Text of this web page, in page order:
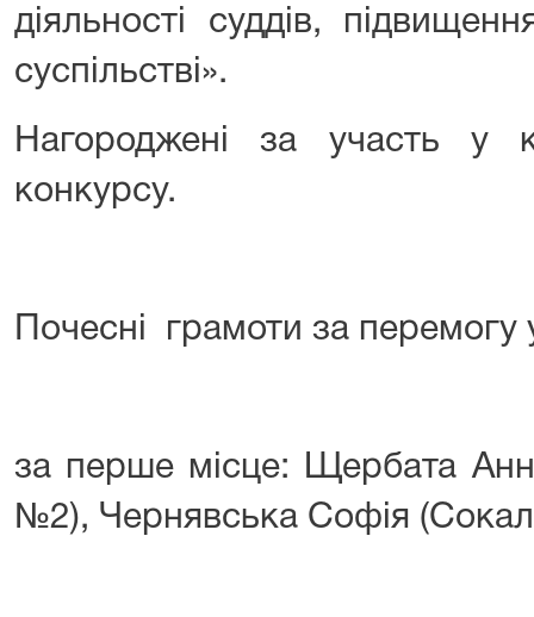
діяльності суддів,
суспільстві».
Нагороджені за участь у
конкурсу.
Почесні грамоти за перемогу
за перше місце: Щербата
№2), Чернявська Софія